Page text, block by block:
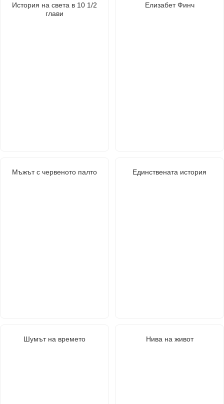
История на света в 10 1/2
глави
Елизабет Финч
Мъжът с червеното палто Единствената история
Шумът на времето Нива на живот